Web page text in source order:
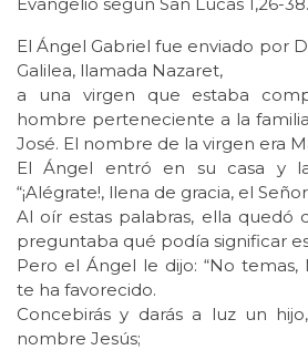
El Ángel Gabriel fue enviado por
Galilea, llamada Nazaret,
a una virgen que estaba
hombre perteneciente a la
José. El nombre de la virgen era
El Ángel entró en su casa y
“¡Alégrate!, llena de gracia, el
Al oír estas palabras, ella quedó
preguntaba qué podía significar
Pero el Ángel le dijo: “No temas,
te ha favorecido.
Concebirás y darás a luz un
nombre Jesús;